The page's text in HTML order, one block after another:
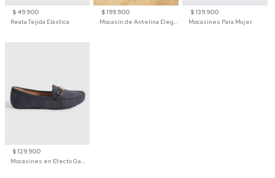
$ 49.900
Reata Tejida Elástica
$ 199.900
Mocasín de Antelina Elegante con Suela de Contraste Para Hombre
$ 139.900
Mocasines Para Mujer
$ 129.900
Mocasines en Efecto Gamuzado Para Mujer